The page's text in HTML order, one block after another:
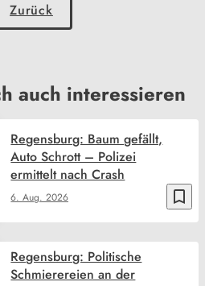
Zurück
auch interessieren
bookmark_border
6. Aug. 2026
Regensburg: Baum gefällt,
Auto Schrott – Polizei
ermittelt nach Crash
Regensburg: Politische
Schmierereien an der